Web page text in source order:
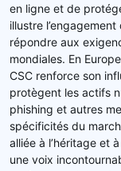
en ligne et de
illustre
répondre aux
mondiales. En
CSC renforce son
protègent les actifs
phishing et autres
spécificités du
alliée à l’héritage et
une voix